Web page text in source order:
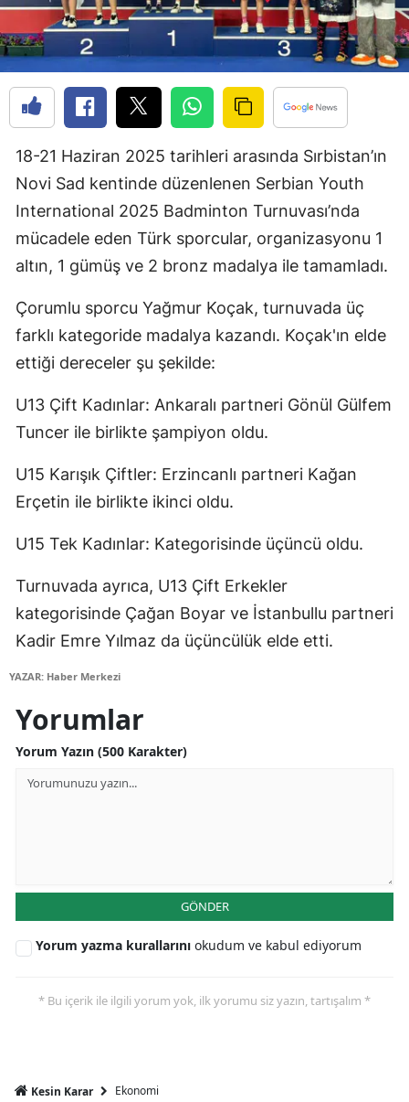
Denizli
Diyarbakır
Edirne
Erzincan
Erzurum
Eskişehir
Giresun
Hakkari
Isparta
İstanbul
İzmir
Kütahya
Malatya
Kahramanmaraş
18-21 Haziran 2025 tarihleri arasında Sırbistan’ın
Novi Sad kentinde düzenlenen Serbian Youth
International 2025 Badminton Turnuvası’nda
mücadele eden Türk sporcular, organizasyonu 1
altın, 1 gümüş ve 2 bronz madalya ile tamamladı.
Çorumlu sporcu Yağmur Koçak, turnuvada üç
farklı kategoride madalya kazandı. Koçak'ın elde
ettiği dereceler şu şekilde:
U13 Çift Kadınlar: Ankaralı partneri Gönül Gülfem
Tuncer ile birlikte şampiyon oldu.
U15 Karışık Çiftler: Erzincanlı partneri Kağan
Erçetin ile birlikte ikinci oldu.
U15 Tek Kadınlar: Kategorisinde üçüncü oldu.
Turnuvada ayrıca, U13 Çift Erkekler
kategorisinde Çağan Boyar ve İstanbullu partneri
Kadir Emre Yılmaz da üçüncülük elde etti.
YAZAR: Haber Merkezi
Yorumlar
Yorum Yazın (500 Karakter)
GÖNDER
Yorum yazma kurallarını okudum ve kabul ediyorum
* Bu içerik ile ilgili yorum yok, ilk yorumu siz yazın, tartışalım *
Kesin Karar Ekonomi